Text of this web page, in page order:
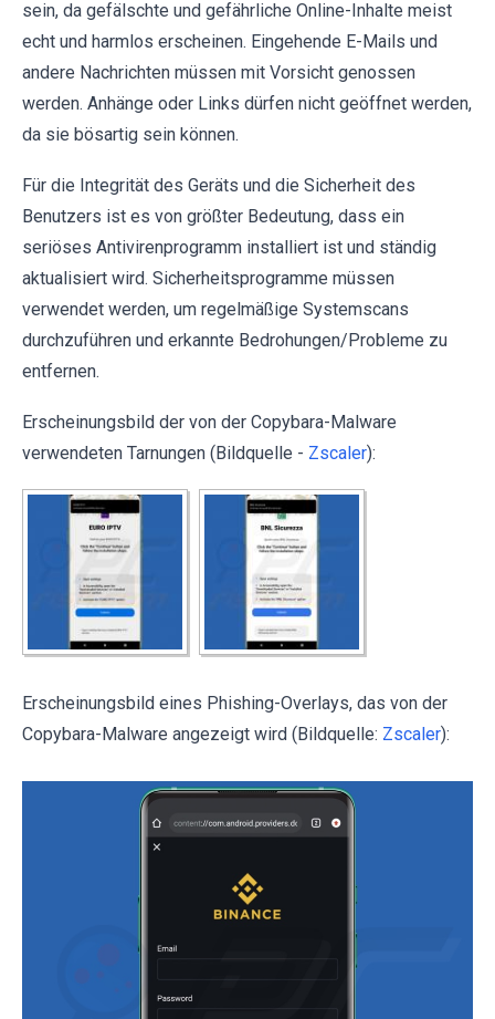
sein, da gefälschte und gefährliche Online-Inhalte meist
echt und harmlos erscheinen. Eingehende E-Mails und
andere Nachrichten müssen mit Vorsicht genossen
werden. Anhänge oder Links dürfen nicht geöffnet werden,
da sie bösartig sein können.
Für die Integrität des Geräts und die Sicherheit des
Benutzers ist es von größter Bedeutung, dass ein
seriöses Antivirenprogramm installiert ist und ständig
aktualisiert wird. Sicherheitsprogramme müssen
verwendet werden, um regelmäßige Systemscans
durchzuführen und erkannte Bedrohungen/Probleme zu
entfernen.
Erscheinungsbild der von der Copybara-Malware
verwendeten Tarnungen (Bildquelle - Zscaler):
Erscheinungsbild eines Phishing-Overlays, das von der
Copybara-Malware angezeigt wird (Bildquelle: Zscaler):